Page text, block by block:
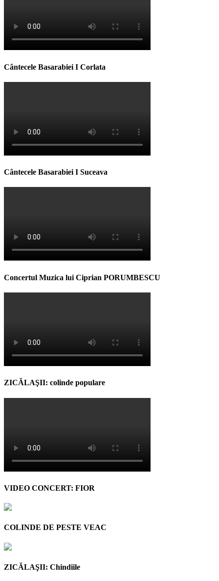
Cântecele Basarabiei I Corlata
Cântecele Basarabiei I Suceava
Concertul Muzica lui Ciprian PORUMBESCU
ZICĂLAŞII: colinde populare
VIDEO CONCERT: FIOR
COLINDE DE PESTE VEAC
ZICĂLAŞII: Chindiile